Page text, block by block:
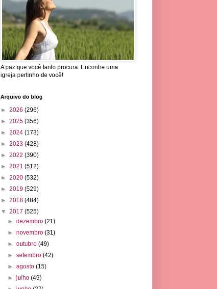
A paz que você tanto procura. Encontre uma
igreja pertinho de você!
Arquivo do blog
► 2026 (296)
► 2025 (356)
► 2024 (173)
► 2023 (428)
► 2022 (390)
► 2021 (512)
► 2020 (532)
► 2019 (529)
► 2018 (484)
▼ 2017 (525)
►dezembro(21)
►novembro(31)
►outubro(49)
►setembro(42)
►agosto(15)
►julho(49)